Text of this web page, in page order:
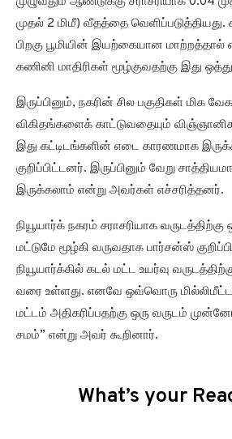
முதல் 2 மிமீ) வீதத்தை வெளிப்படுத்தியது.
பிறகு பூமியின் இயற்கையான மாற்றத்தால்
கணினி மாதிரிகள் மூழ்குவதற்கு இது
இருப்பினும், நகரின் சில பகுதிகள் மிக
விகிதங்களைக் காட்டுவதையும்
இது கட்டிடங்களின் எடை காரணமாக
குறிப்பிட்டனர். இருப்பினும் வேறு
இருக்கலாம் என்று அவர்கள் எச்சரித்தனர்.
நியூயார்க் நகரம் சராசரியாக வருடத்திற்கு
மட்டுமே மூழ்கி வருவதாக பார்சன்ஸ்
நியூயார்க்கில் கடல் மட்ட உயர்வு
வரை உள்ளது. எனவே ஒவ்வொரு
மட்டம் அதிகரிப்பதற்கு ஒரு வருடம்
சமம்” என்று அவர் கூறினார்.
What’s your